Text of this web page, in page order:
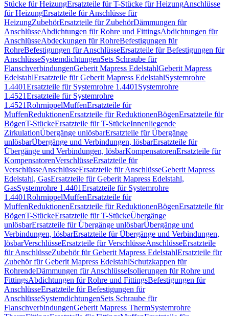
Stücke für HeizungErsatzteile für T-Stücke für HeizungAnschlüsse
für HeizungErsatzteile für Anschlüsse für
HeizungZubehörErsatzteile für ZubehörDämmungen für
AnschlüsseAbdichtungen für Rohre und FittingsAbdichtungen für
AnschlüsseAbdeckungen für RohreBefestigungen für
RohreBefestigungen für AnschlüsseErsatzteile für Befestigungen für
AnschlüsseSystemdichtungenSets Schraube für
FlanschverbindungenGeberit Mapress EdelstahlGeberit Mapress
EdelstahlErsatzteile für Geberit Mapress EdelstahlSystemrohre
1.4401Ersatzteile für Systemrohre 1.4401 Systemrohre
1.4521Ersatzteile für Systemrohre
1.4521RohrnippelMuffenErsatzteile für
MuffenReduktionenErsatzteile für ReduktionenBögenErsatzteile für
BögenT-StückeErsatzteile für T-StückeInnenliegende
ZirkulationÜbergänge unlösbarErsatzteile für Übergänge
unlösbarÜbergänge und Verbindungen, lösbarErsatzteile für
Übergänge und Verbindungen, lösbarKompensatorenErsatzteile für
KompensatorenVerschlüsseErsatzteile für
VerschlüsseAnschlüsseErsatzteile für AnschlüsseGeberit Mapress
Edelstahl, GasErsatzteile für Geberit Mapress Edelstahl,
GasSystemrohre 1.4401Ersatzteile für Systemrohre
1.4401RohrnippelMuffenErsatzteile für
MuffenReduktionenErsatzteile für ReduktionenBögenErsatzteile für
BögenT-StückeErsatzteile für T-StückeÜbergänge
unlösbarErsatzteile für Übergänge unlösbarÜbergänge und
Verbindungen, lösbarErsatzteile für Übergänge und Verbindungen,
lösbarVerschlüsseErsatzteile für VerschlüsseAnschlüsseErsatzteile
für AnschlüsseZubehör für Geberit Mapress EdelstahlErsatzteile für
Zubehör für Geberit Mapress EdelstahlSchutzkappen für
RohrendeDämmungen für AnschlüsseIsolierungen für Rohre und
FittingsAbdichtungen für Rohre und FittingsBefestigungen für
AnschlüsseErsatzteile für Befestigungen für
AnschlüsseSystemdichtungenSets Schraube für
FlanschverbindungenGeberit Mapress ThermSystemrohre